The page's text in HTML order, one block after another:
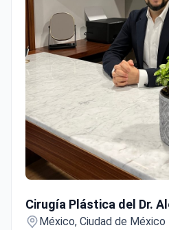
Cirugía Plástica del Dr.
México, Ciudad de México